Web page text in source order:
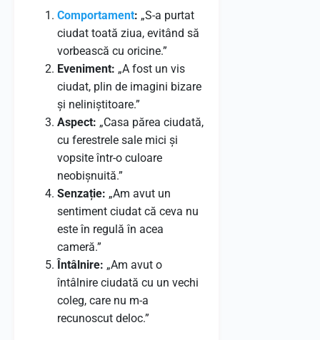
Comportament: „S-a purtat
ciudat toată ziua, evitând să
vorbească cu oricine.”
Eveniment: „A fost un vis
ciudat, plin de imagini bizare
și neliniștitoare.”
Aspect: „Casa părea ciudată,
cu ferestrele sale mici și
vopsite într-o culoare
neobișnuită.”
Senzație: „Am avut un
sentiment ciudat că ceva nu
este în regulă în acea
cameră.”
Întâlnire: „Am avut o
întâlnire ciudată cu un vechi
coleg, care nu m-a
recunoscut deloc.”